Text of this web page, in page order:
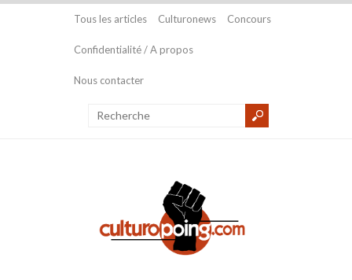
Tous les articles Culturonews Concours
Confidentialité / A propos
Nous contacter